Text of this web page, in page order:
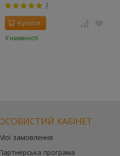
3
Купити
У наявності
КАБІНЕТ
Мої замовлення
Партнерська програма